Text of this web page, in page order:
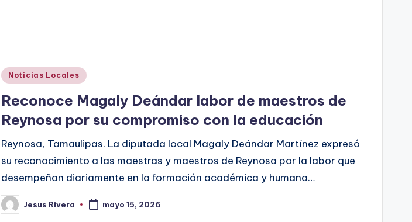
Publicado
Noticias Locales
Reconoce Magaly Deándar labor de maestros de
Reynosa por su compromiso con la educación
Reynosa, Tamaulipas. La diputada local Magaly Deándar Martínez expresó
su reconocimiento a las maestras y maestros de Reynosa por la labor que
desempeñan diariamente en la formación académica y humana…
Publicado
por
Jesus Rivera mayo 15, 2026